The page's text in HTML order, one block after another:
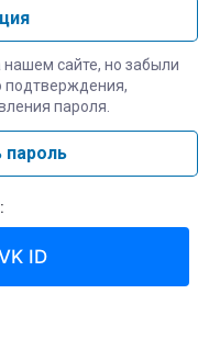
сайте, но забыли
подтверждения,
пароля.
пароль
ID